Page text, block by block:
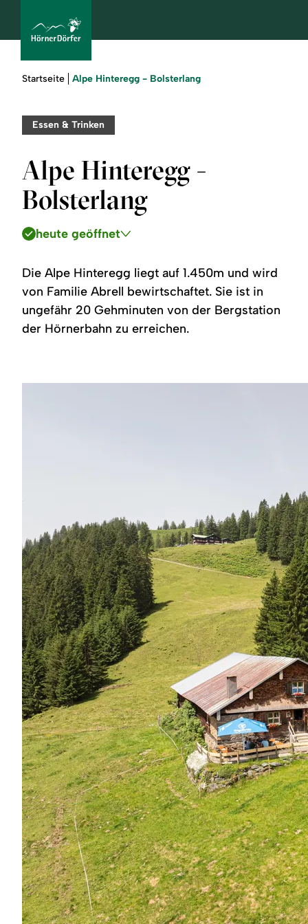
Urlaub
buchen
Sommer
Winter
Region
Sie
Startseite Alpe Hinteregg - Bolsterlang
Essen & Trinken
Alpe Hinteregg -
Bolsterlang
heute geöffnet
Die Alpe Hinteregg liegt auf 1.450m und wird
von Familie Abrell bewirtschaftet. Sie ist in
ungefähr 20 Gehminuten von der Bergstation
der Hörnerbahn zu erreichen.